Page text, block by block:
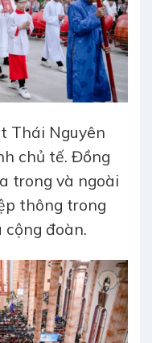
Thái Nguyên
chủ tế. Đồng
trong và ngoài
thông trong
đoàn.